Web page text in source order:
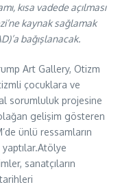
kısa vadede açılması
kaynak sağlamak
bağışlanacak.
Art Gallery, Otizm
çocuklara ve
sorumluluk projesine
gelişim gösteren
ünlü ressamların
sanatçıların